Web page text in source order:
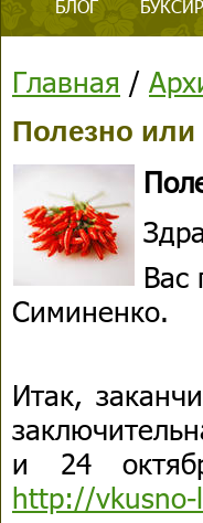
БЛОГ БУКСИР
Главная /
Полезно или
Вас
Симиненко.
Итак,
и 24
http://vkusno-